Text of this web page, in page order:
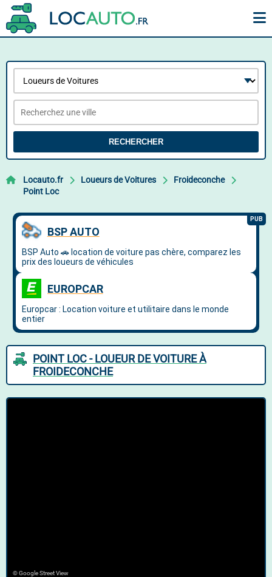
RECHERCHER
Locauto.fr Loueurs de Voitures
Froideconche
Point Loc
POINT LOC - LOUEUR DE VOITURE À
FROIDECONCHE
© Google Street View